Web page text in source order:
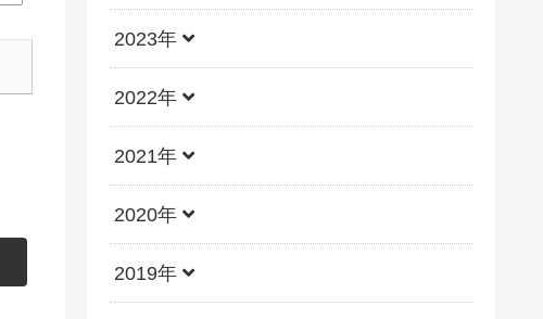
2023年
2022年
2021年
2020年
2019年